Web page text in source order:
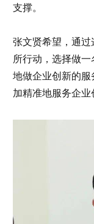
支撑。
张文贤希望，通
所行动，选择做
地做企业创新的
加精准地服务企业